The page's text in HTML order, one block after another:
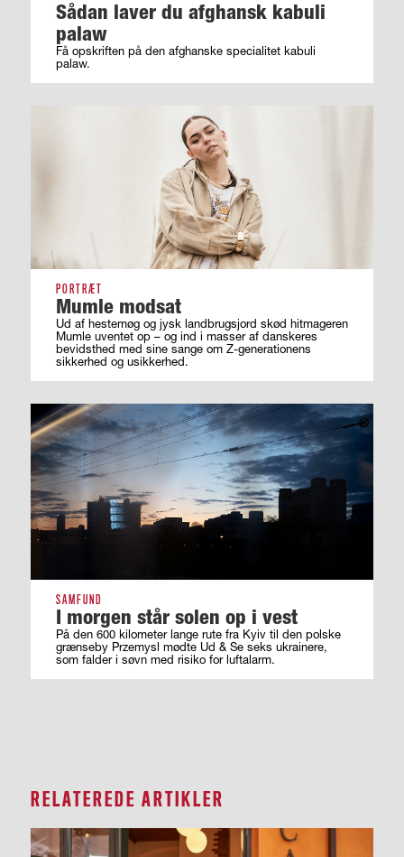
Sådan laver du afghansk kabuli
palaw
Få opskriften på den afghanske specialitet kabuli
palaw.
PORTRÆT
Mumle modsat
Ud af hestemøg og jysk landbrugsjord skød hitmageren
Mumle uventet op – og ind i masser af ­danskeres
bevidsthed med sine sange om ­Z-generationens
sikkerhed og usikkerhed.
SAMFUND
I morgen står solen op i vest
På den 600 kilometer lange rute fra Kyiv til den polske
grænseby Przemysl mødte Ud & Se seks ukrainere,
som falder i søvn med risiko for luftalarm.
RELATEREDE ARTIKLER